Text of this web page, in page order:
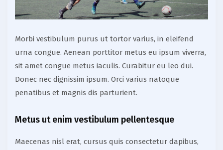
Morbi vestibulum purus ut tortor varius, in eleifend
urna congue. Aenean porttitor metus eu ipsum viverra,
sit amet congue metus iaculis. Curabitur eu leo dui.
Donec nec dignissim ipsum. Orci varius natoque
penatibus et magnis dis parturient.
Metus ut enim vestibulum pellentesque
Maecenas nisl erat, cursus quis consectetur dapibus,